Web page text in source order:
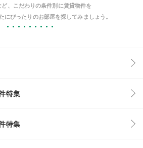
、こだわりの条件別に賃貸物件を
にぴったりのお部屋を探してみましょう。
特集
特集